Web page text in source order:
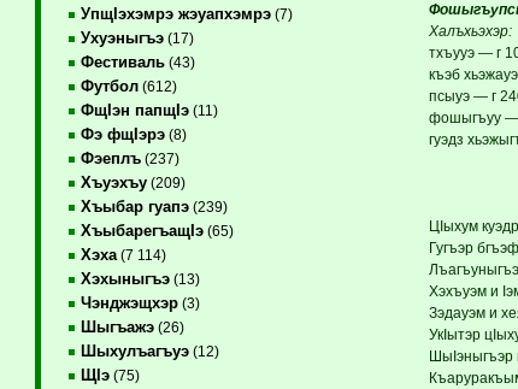
УпщIэхэмрэ жэуапхэмрэ(7)
Ухуэныгъэ(17)
Фестиваль(43)
Футбол(612)
ФщIэн папщIэ(11)
Фэ фщIэрэ(8)
Фэеплъ(237)
Хъуэхъу(209)
Хъыбар гуапэ(239)
ХъыбарегъащIэ(65)
Хэха(7 114)
Хэхыныгъэ(13)
Чэнджэщхэр(3)
Шыгъажэ(26)
Шыхулъагъуэ(12)
ЩIэ(75)
Халъхьэхэр:
тхъууэ — г
къэб
псыуэ — г
фошыгъуу —
гуэдз
ЦIыхум
Гугъэр
Хэхъуэм и
Зэдауэм и
УкIытэр
ШыIэныгъэр